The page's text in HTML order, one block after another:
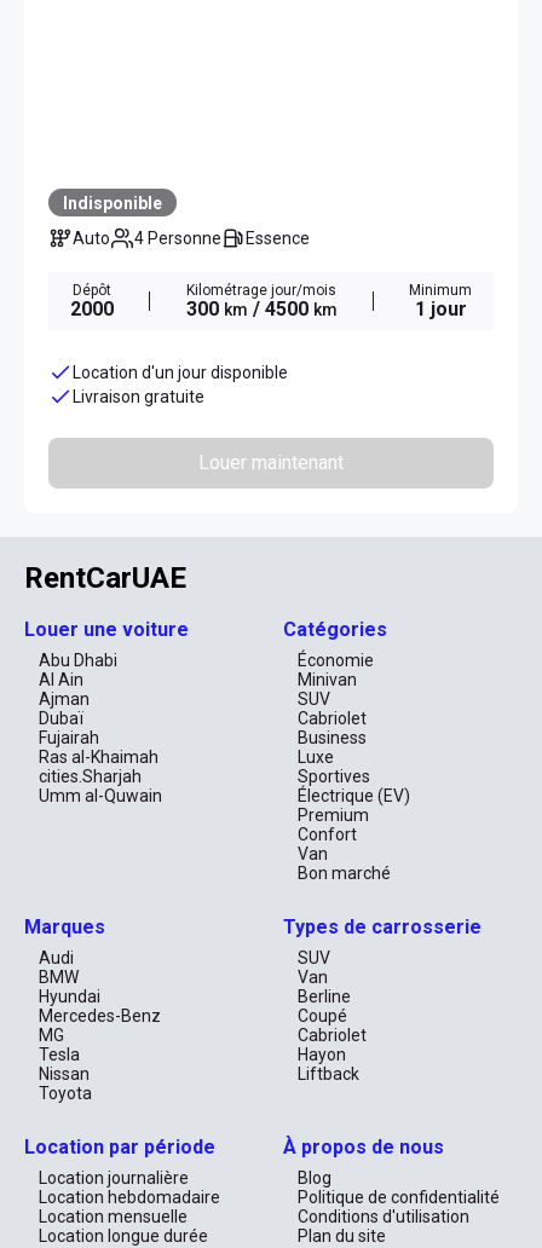
Indisponible
Auto
4 Personne Essence
Dépôt
2000
Kilométrage jour/mois
300 km / 4500 km
Minimum
1 jour
Location d'un jour disponible
Livraison gratuite
Louer maintenant
RentCarUAE
Louer une voiture
Abu Dhabi
Al Ain
Ajman
Dubaï
Fujairah
Ras al-Khaimah
cities.Sharjah
Umm al-Quwain
Catégories
Économie
Minivan
SUV
Cabriolet
Business
Luxe
Sportives
Électrique (EV)
Premium
Confort
Van
Bon marché
Marques
Audi
BMW
Hyundai
Mercedes-Benz
MG
Tesla
Nissan
Toyota
Types de carrosserie
SUV
Van
Berline
Coupé
Cabriolet
Hayon
Liftback
Location par période
Location journalière
Location hebdomadaire
Location mensuelle
Location longue durée
À propos de nous
Blog
Politique de confidentialité
Conditions d'utilisation
Plan du site